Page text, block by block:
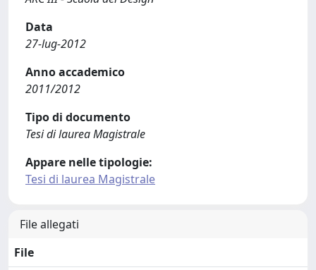
Data
27-lug-2012
Anno accademico
2011/2012
Tipo di documento
Tesi di laurea Magistrale
Appare nelle tipologie:
Tesi di laurea Magistrale
File allegati
File